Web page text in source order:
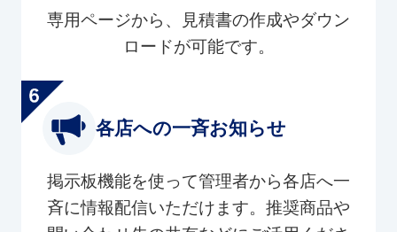
専用ページから、見積書の作成やダウン
ロードが可能です。
各店への一斉お知らせ
掲示板機能を使って管理者から各店へ一
斉に情報配信いただけます。推奨商品や